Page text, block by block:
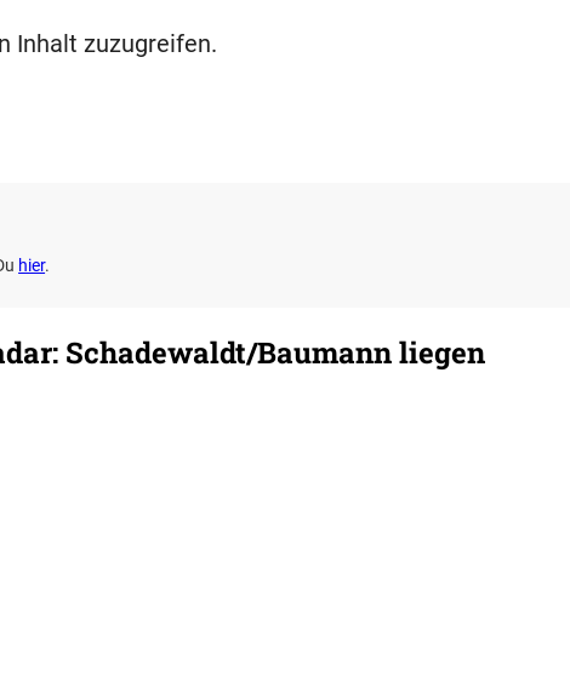
Inhalt zuzugreifen.
hier.
Schadewaldt/Baumann liegen